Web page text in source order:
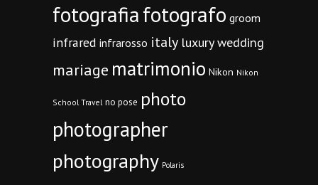
fotografiafotografo groom
infrared infrarosso italy luxury wedding
mariage matrimonio Nikon Nikon
School Travel no pose photo
photographer
photography Polaris